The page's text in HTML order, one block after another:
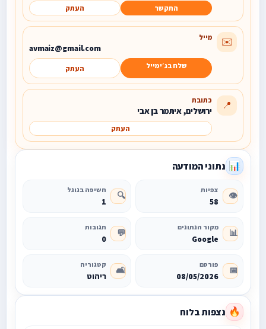
התקשר העתק
✉️ מייל
avmaiz@gmail.com
שלח בג׳ימייל העתק
📍 כתובת
ירושלים, איתמר בן אבי
העתק
📊 נתוני המודעה
👁️ צפיות
58
🔍 חשיפה בגוגל
1
📊 מקור הנתונים
Google
💬 תגובות
0
📅 פורסם
08/05/2026
🛋️ קטגוריה
ריהוט
🔥 נצפות בלוח